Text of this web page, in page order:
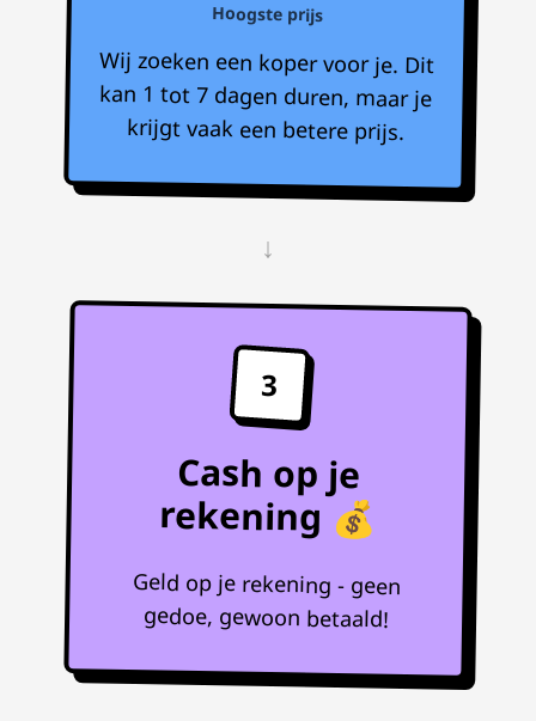
Hoogste prijs
Wij zoeken een koper voor je. Dit
kan 1 tot 7 dagen duren, maar je
krijgt vaak een betere prijs.
↓
3
Cash op je
rekening 💰
Geld op je rekening - geen
gedoe, gewoon betaald!